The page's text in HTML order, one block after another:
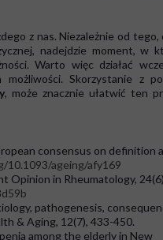
z nas. Niezależnie od tego,
nadejdzie moment, w
Warto więc działać
Skorzystanie z
, może znacznie ułatwić ten
consensus on definition
10.1093/ageing/afy169
Opinion in Rheumatology,
pathogenesis,
& Aging, 12(7), 433-450.
among the elderly in New